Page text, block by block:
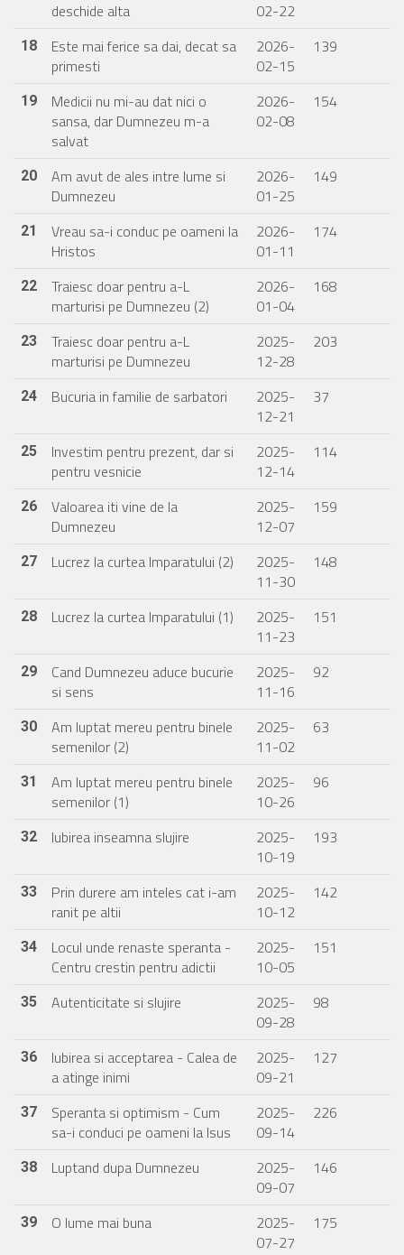
deschide alta
02-22
18
Este mai ferice sa dai, decat sa
primesti
2026-
02-15
139
19
Medicii nu mi-au dat nici o
sansa, dar Dumnezeu m-a
salvat
2026-
02-08
154
20
Am avut de ales intre lume si
Dumnezeu
2026-
01-25
149
21
Vreau sa-i conduc pe oameni la
Hristos
2026-
01-11
174
22
Traiesc doar pentru a-L
marturisi pe Dumnezeu (2)
2026-
01-04
168
23
Traiesc doar pentru a-L
marturisi pe Dumnezeu
2025-
12-28
203
24 Bucuria in familie de sarbatori
2025-
12-21
37
25
Investim pentru prezent, dar si
pentru vesnicie
2025-
12-14
114
26
Valoarea iti vine de la
Dumnezeu
2025-
12-07
159
27 Lucrez la curtea Imparatului (2)
2025-
11-30
148
28 Lucrez la curtea Imparatului (1)
2025-
11-23
151
29
Cand Dumnezeu aduce bucurie
si sens
2025-
11-16
92
30
Am luptat mereu pentru binele
semenilor (2)
2025-
11-02
63
31
Am luptat mereu pentru binele
semenilor (1)
2025-
10-26
96
32 Iubirea inseamna slujire
2025-
10-19
193
33
Prin durere am inteles cat i-am
ranit pe altii
2025-
10-12
142
34
Locul unde renaste speranta -
Centru crestin pentru adictii
2025-
10-05
151
35 Autenticitate si slujire
2025-
09-28
98
36
Iubirea si acceptarea - Calea de
a atinge inimi
2025-
09-21
127
37
Speranta si optimism - Cum
sa-i conduci pe oameni la Isus
2025-
09-14
226
38 Luptand dupa Dumnezeu
2025-
09-07
146
39 O lume mai buna
2025-
07-27
175